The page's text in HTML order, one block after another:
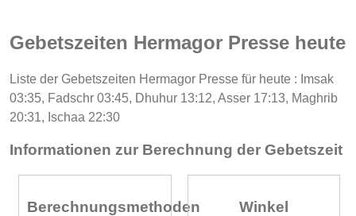
Gebetszeiten Hermagor Presse heute
Liste der Gebetszeiten Hermagor Presse für heute : Imsak
03:35, Fadschr 03:45, Dhuhur 13:12, Asser 17:13, Maghrib
20:31, Ischaa 22:30
Informationen zur Berechnung der Gebetszeit
Berechnungsmethoden Winkel